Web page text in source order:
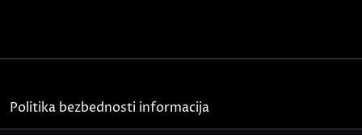
Politika bezbednosti informacija